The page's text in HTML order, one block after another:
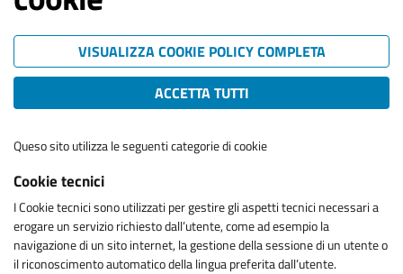
VISUALIZZA COOKIE POLICY COMPLETA
ACCETTA TUTTI
Queso sito utilizza le seguenti categorie di cookie
Cookie tecnici
I Cookie tecnici sono utilizzati per gestire gli aspetti tecnici necessari a
erogare un servizio richiesto dall’utente, come ad esempio la
navigazione di un sito internet, la gestione della sessione di un utente o
il riconoscimento automatico della lingua preferita dall’utente.